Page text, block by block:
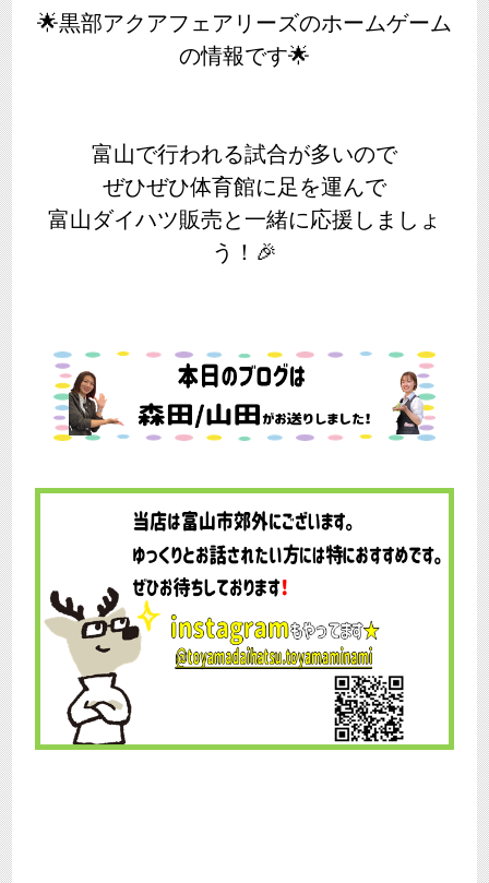
🌟黒部アクアフェアリーズのホームゲーム
の情報です🌟
富山で行われる試合が多いので
ぜひぜひ体育館に足を運んで
富山ダイハツ販売と一緒に応援しましょ
う！🎉